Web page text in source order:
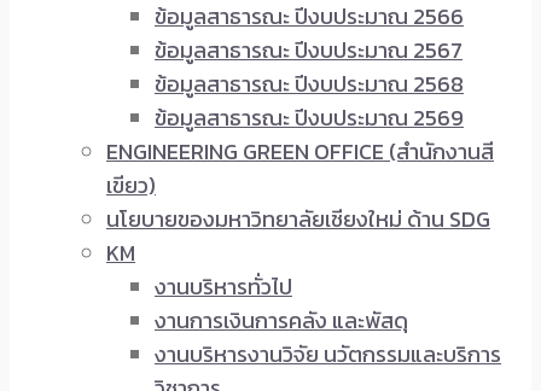
ข้อมูลสาธารณะ ปีงบประมาณ 2566
ข้อมูลสาธารณะ ปีงบประมาณ 2567
ข้อมูลสาธารณะ ปีงบประมาณ 2568
ข้อมูลสาธารณะ ปีงบประมาณ 2569
ENGINEERING GREEN OFFICE (สำนักงานสี
เขียว)
นโยบายของมหาวิทยาลัยเชียงใหม่ ด้าน SDG
KM
งานบริหารทั่วไป
งานการเงินการคลัง และพัสดุ
งานบริหารงานวิจัย นวัตกรรมและบริการ